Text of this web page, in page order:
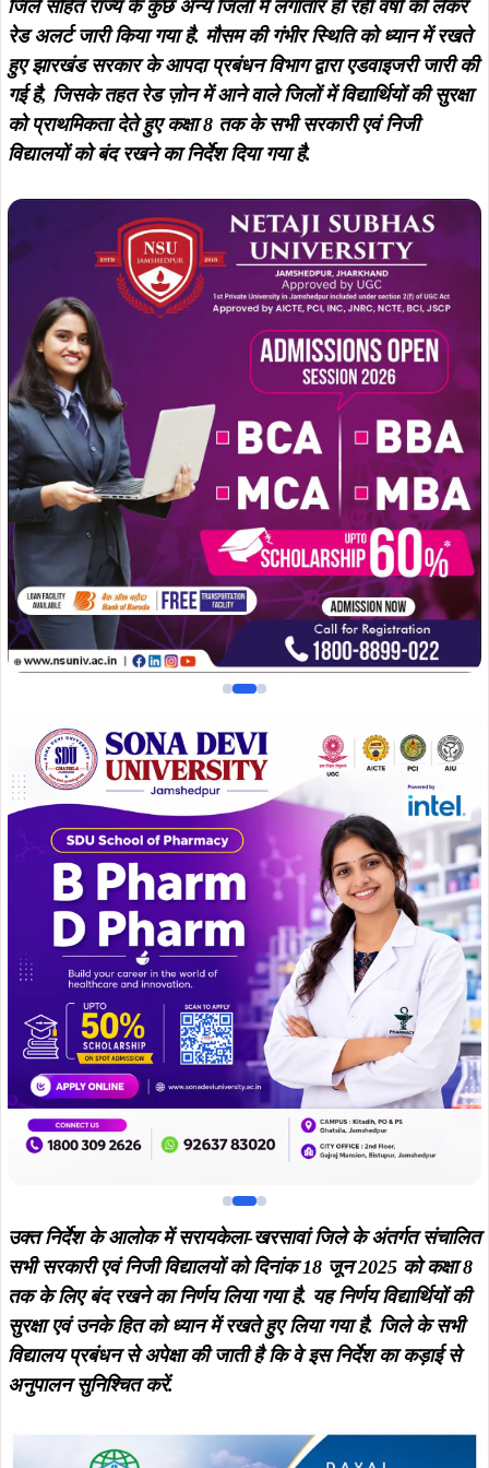
उक्त निर्देश के आलोक में सरायकेला-खरसावां जिले के अंतर्गत संचालित
सभी सरकारी एवं निजी विद्यालयों को दिनांक 18 जून 2025 को कक्षा 8
तक के लिए बंद रखने का निर्णय लिया गया है.यह निर्णय विद्यार्थियों की
सुरक्षा एवं उनके हित को ध्यान में रखते हुए लिया गया है. जिले के सभी
विद्यालय प्रबंधन से अपेक्षा की जाती है कि वे इस निर्देश का कड़ाई से
अनुपालन सुनिश्चित करें.